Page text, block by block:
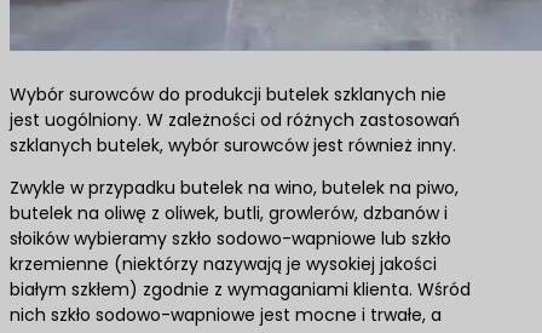
Wybór surowców do produkcji butelek szklanych nie
jest uogólniony. W zależności od różnych zastosowań
szklanych butelek, wybór surowców jest również inny.
Zwykle w przypadku butelek na wino, butelek na piwo,
butelek na oliwę z oliwek, butli, growlerów, dzbanów i
słoików wybieramy szkło sodowo-wapniowe lub szkło
krzemienne (niektórzy nazywają je wysokiej jakości
białym szkłem) zgodnie z wymaganiami klienta. Wśród
nich szkło sodowo-wapniowe jest mocne i trwałe, a